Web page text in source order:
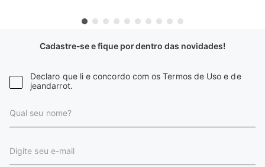
Cadastre-se e fique por dentro das novidades!
Declaro que li e concordo com os Termos de Uso e de
jeandarrot.